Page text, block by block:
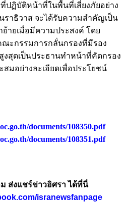
ปฏิบัติหน้าที่ในพื้นที่เสี่ยงภัยอย่าง
ราธิวาส จะได้รับความสำคัญเป็น
ายเมื่อมีความประสงค์ โดย
ะกรรมการกลั่นกรองที่มีรอง
งสุดเป็นประธานทำหน้าที่คัดกรอง
มอย่างละเอียดเพื่อประโยชน์
documents/108350.pdf
documents/108351.pdf
ส่งแชร์ข่าวอิศรา ได้ที่นี่
isranewsfanpage